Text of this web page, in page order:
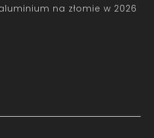
na złomie w 2026